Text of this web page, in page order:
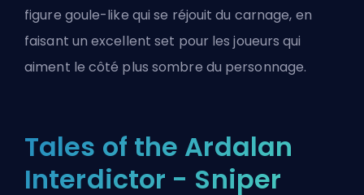
figure goule-like qui se réjouit du carnage, en
faisant un excellent set pour les joueurs qui
aiment le côté plus sombre du personnage.
Tales of the Ardalan
Interdictor - Sniper